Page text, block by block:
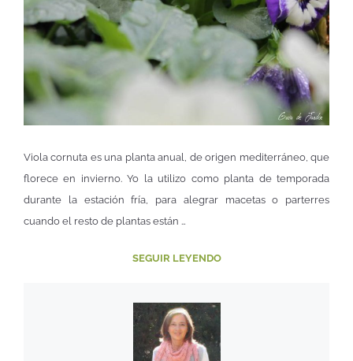
Viola cornuta es una planta anual, de origen mediterráneo, que
florece en invierno. Yo la utilizo como planta de temporada
durante la estación fría, para alegrar macetas o parterres
cuando el resto de plantas están …
SEGUIR LEYENDO